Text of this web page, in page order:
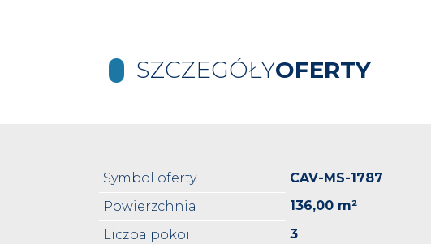
SZCZEGÓŁYOFERTY
Symbol oferty
CAV-MS-1787
Powierzchnia
136,00 m²
Liczba pokoi
3